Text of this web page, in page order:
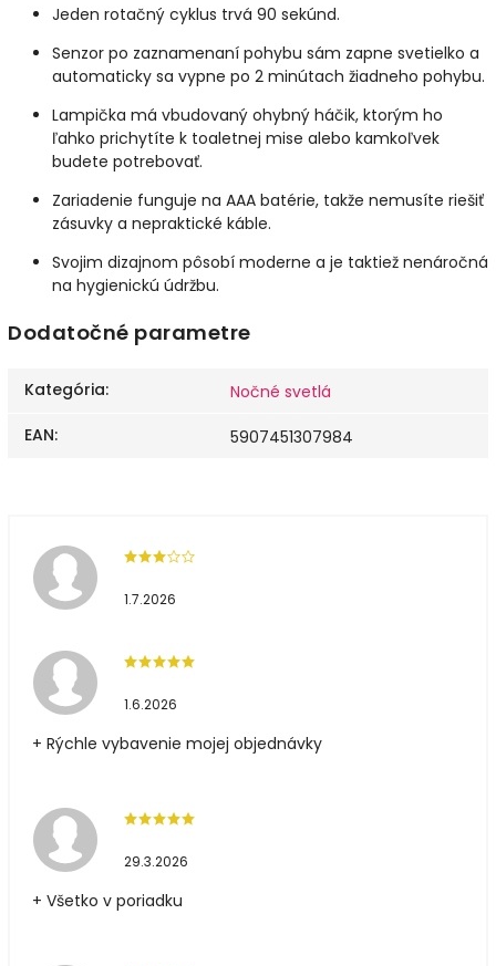
Jeden rotačný cyklus trvá 90 sekúnd.
Senzor po zaznamenaní pohybu sám zapne svetielko a
automaticky sa vypne po 2 minútach žiadneho pohybu.
Lampička má vbudovaný ohybný háčik, ktorým ho
ľahko prichytíte k toaletnej mise alebo kamkoľvek
budete potrebovať.
Zariadenie funguje na AAA batérie, takže nemusíte riešiť
zásuvky a nepraktické káble.
Svojim dizajnom pôsobí moderne a je taktiež nenáročná
na hygienickú údržbu.
Dodatočné parametre
Kategória:
Nočné svetlá
EAN: 5907451307984
1.7.2026
1.6.2026
+ Rýchle vybavenie mojej objednávky
29.3.2026
+ Všetko v poriadku